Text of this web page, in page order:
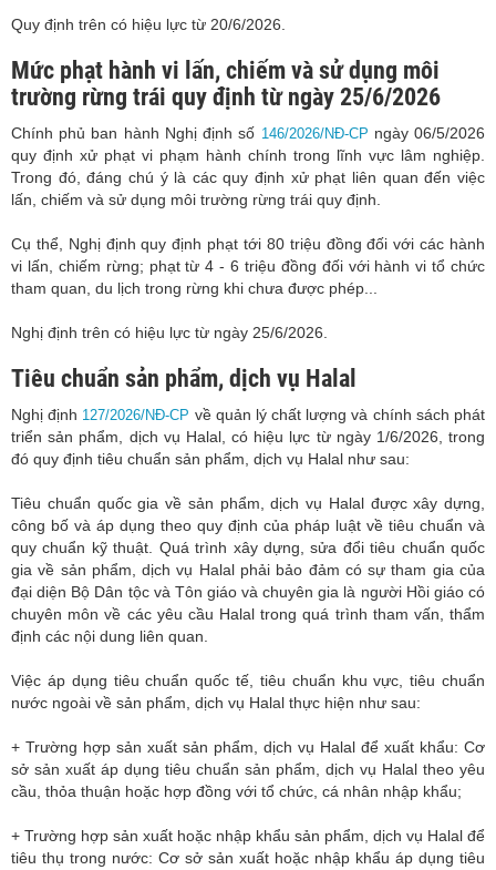
Quy định trên có hiệu lực từ 20/6/2026.
Mức phạt hành vi lấn, chiếm và sử dụng môi
trường rừng trái quy định từ ngày 25/6/2026
Chính phủ ban hành Nghị định số 146/2026/NĐ-CP ngày 06/5/2026
quy định xử phạt vi phạm hành chính trong lĩnh vực lâm nghiệp.
Trong đó, đáng chú ý là các quy định xử phạt liên quan đến việc
lấn, chiếm và sử dụng môi trường rừng trái quy định.
Cụ thể, Nghị định quy định phạt tới 80 triệu đồng đối với các hành
vi lấn, chiếm rừng; phạt từ 4 - 6 triệu đồng đối với hành vi tổ chức
tham quan, du lịch trong rừng khi chưa được phép...
Nghị định trên có hiệu lực từ ngày 25/6/2026.
Tiêu chuẩn sản phẩm, dịch vụ Halal
Nghị định 127/2026/NĐ-CP về quản lý chất lượng và chính sách phát
triển sản phẩm, dịch vụ Halal, có hiệu lực từ ngày 1/6/2026, trong
đó quy định tiêu chuẩn sản phẩm, dịch vụ Halal như sau:
Tiêu chuẩn quốc gia về sản phẩm, dịch vụ Halal được xây dựng,
công bố và áp dụng theo quy định của pháp luật về tiêu chuẩn và
quy chuẩn kỹ thuật. Quá trình xây dựng, sửa đổi tiêu chuẩn quốc
gia về sản phẩm, dịch vụ Halal phải bảo đảm có sự tham gia của
đại diện Bộ Dân tộc và Tôn giáo và chuyên gia là người Hồi giáo có
chuyên môn về các yêu cầu Halal trong quá trình tham vấn, thẩm
định các nội dung liên quan.
Việc áp dụng tiêu chuẩn quốc tế, tiêu chuẩn khu vực, tiêu chuẩn
nước ngoài về sản phẩm, dịch vụ Halal thực hiện như sau:
+ Trường hợp sản xuất sản phẩm, dịch vụ Halal để xuất khẩu: Cơ
sở sản xuất áp dụng tiêu chuẩn sản phẩm, dịch vụ Halal theo yêu
cầu, thỏa thuận hoặc hợp đồng với tổ chức, cá nhân nhập khẩu;
+ Trường hợp sản xuất hoặc nhập khẩu sản phẩm, dịch vụ Halal để
tiêu thụ trong nước: Cơ sở sản xuất hoặc nhập khẩu áp dụng tiêu